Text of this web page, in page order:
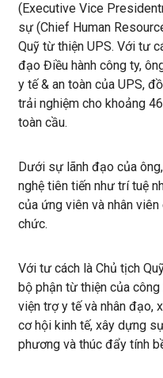
(Executive Vice
sự (Chief Human
Quỹ từ thiện UPS. Với tư
đạo Điều hành công ty,
y tế & an toàn của UPS,
trải nghiệm cho khoảng
toàn cầu.
Dưới sự lãnh đạo của
nghệ tiên tiến như trí tuệ
của ứng viên và nhân
chức.
Với tư cách là Chủ tịch
bộ phận từ thiện của
viện trợ y tế và nhân đạo,
cơ hội kinh tế, xây dựng
phương và thúc đẩy tính